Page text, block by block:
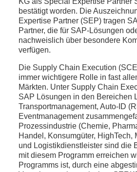
bestätigt worden. Die
Expertise Partner (SEP) tragen
Partner, die für SAP-Lösungen
nachweislich über besondere
verfügen.
Die Supply Chain Execution
immer wichtigere Rolle in fast
Märkten. Unter Supply Chain
SAP Lösungen in den Bereichen
Transportmanagement, Auto-ID
Eventmanagement
Prozessindustrie (Chemie,
Handel, Konsumgüter, HighTech,
und Logistikdienstleister sind die
mit diesem Programm erreichen
Programms ist, durch eine